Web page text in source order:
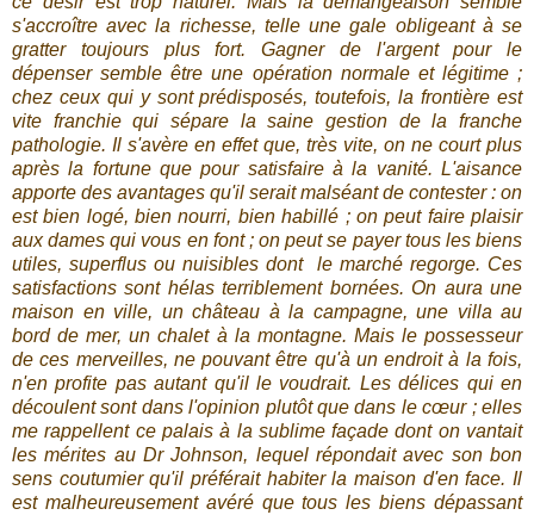
s'accroître avec la richesse, telle une gale obligeant à se
gratter toujours plus fort. Gagner de l'argent pour le
dépenser semble être une opération normale et légitime ;
chez ceux qui y sont prédisposés, toutefois, la frontière est
vite franchie qui sépare la saine gestion de la franche
pathologie. Il s'avère en effet que, très vite, on ne court plus
après la fortune que pour satisfaire à la vanité. L'aisance
apporte des avantages qu'il serait malséant de contester : on
est bien logé, bien nourri, bien habillé ; on peut faire plaisir
aux dames qui vous en font ; on peut se payer tous les biens
utiles, superflus ou nuisibles dont le marché regorge. Ces
satisfactions sont hélas terriblement bornées. On aura une
maison en ville, un château à la campagne, une villa au
bord de mer, un chalet à la montagne. Mais le possesseur
de ces merveilles, ne pouvant être qu'à un endroit à la fois,
n'en profite pas autant qu'il le voudrait. Les délices qui en
découlent sont dans l'opinion plutôt que dans le cœur ; elles
me rappellent ce palais à la sublime façade dont on vantait
les mérites au Dr Johnson, lequel répondait avec son bon
sens coutumier qu'il préférait habiter la maison d'en face. Il
est malheureusement avéré que tous les biens dépassant